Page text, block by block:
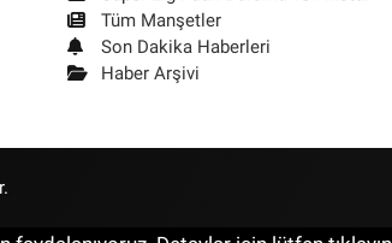
Tüm Manşetler
Son Dakika Haberleri
Haber Arşivi